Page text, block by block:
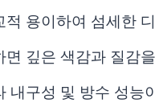
용이하여 섬세한
깊은 색감과 질감
내구성 및 방수 성